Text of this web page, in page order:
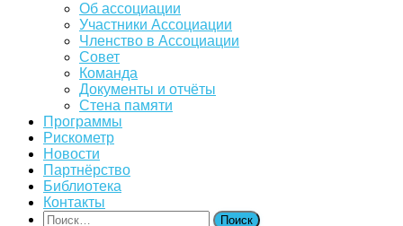
Об ассоциации
Участники Ассоциации
Членство в Ассоциации
Совет
Команда
Документы и отчёты
Стена памяти
Программы
Рискометр
Новости
Партнёрство
Библиотека
Контакты
Найти: